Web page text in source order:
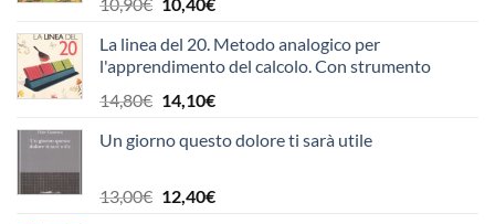
originale
era:
10,90€.
attuale
è:
10,40€.
La linea del 20. Metodo analogico per
l'apprendimento del calcolo. Con strumento
14,80€ Il
originale
14,80€.
14,10€Il
attuale
14,10€.
Un giorno questo dolore ti sarà utile
13,00€ Il
12,40€Il